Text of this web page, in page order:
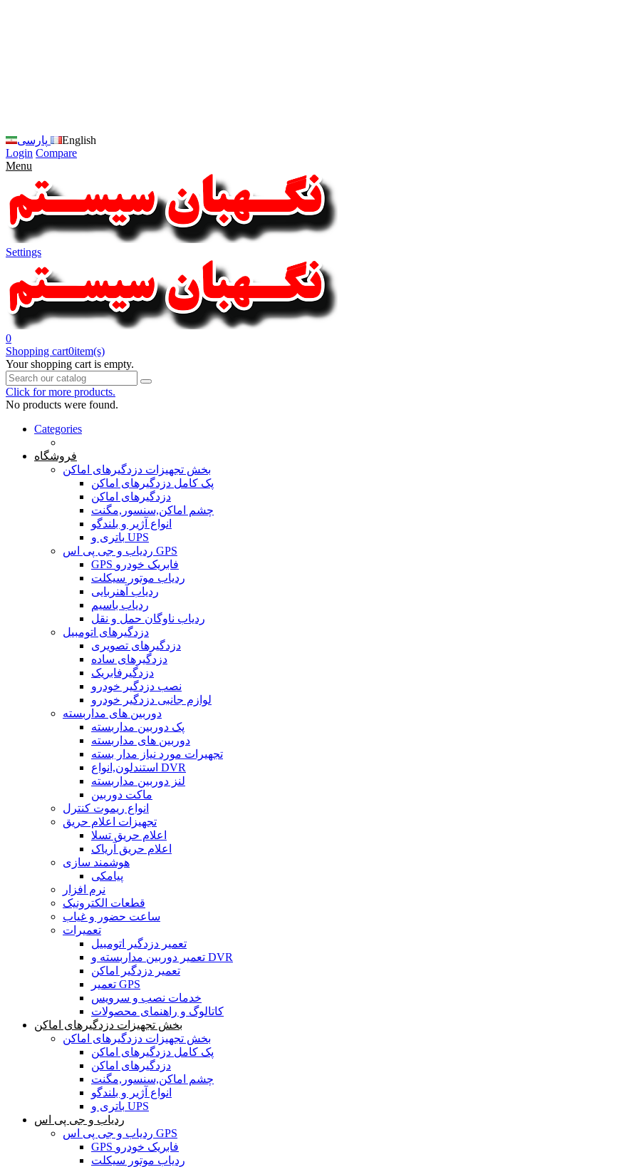
پارسی
English
Login Compare
Menu
Settings
0
Shopping cart0item(s)
Your shopping cart is empty.
Click for more products.
No products were found.
Categories
فروشگاه
بخش تجهیزات دزدگیرهای اماکن
پک کامل دزدگیرهای اماکن
دزدگیرهای اماکن
چشم اماکن,سنسور,مگنت
انواع آژیر و بلندگو
باتری و UPS
ردیاب و جی پی اس GPS
GPS فابریک خودرو
ردیاب موتور سیکلت
ردیاب آهنربایی
ردیاب باسیم
ردیاب ناوگان حمل و نقل
دزدگیرهای اتومبیل
دزدگیرهای تصویری
دزدگیرهای ساده
دزدگیرفابریک
نصب دزدگیر خودرو
لوازم جانبی دزدگیر خودرو
دوربین های مداربسته
پک دوربین مداربسته
دوربین های مداربسته
تجهیرات مورد نیاز مدار بسته
استندلون,انواع DVR
لنز دوربین مداربسته
ماکت دوربین
انواع ریموت کنترل
تجهیزات اعلام حریق
اعلام حریق تسلا
اعلام حریق آریاک
هوشمند سازی
پیامکی
نرم افزار
قطعات الکترونیک
ساعت حضور و غیاب
تعمیرات
تعمیر دزدگیر اتومبیل
تعمیر دوربین مداربسته و DVR
تعمیر دزدگیر اماکن
تعمیر GPS
خدمات نصب و سرویس
کاتالوگ و راهنمای محصولات
بخش تجهیزات دزدگیرهای اماکن
بخش تجهیزات دزدگیرهای اماکن
پک کامل دزدگیرهای اماکن
دزدگیرهای اماکن
چشم اماکن,سنسور,مگنت
انواع آژیر و بلندگو
باتری و UPS
ردیاب و جی پی اس
ردیاب و جی پی اس GPS
GPS فابریک خودرو
ردیاب موتور سیکلت